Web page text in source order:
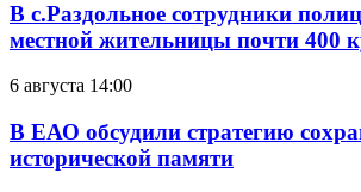
В с.Раздольное сотрудники
местной жительницы почти 400
6 августа 14:00
В ЕАО обсудили стратегию
исторической памяти